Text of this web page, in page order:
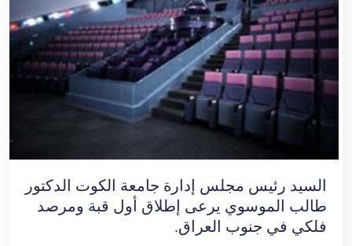
السيد رئيس مجلس إدارة جامعة الكوت الدكتور
طالب الموسوي يرعى إطلاق أول قبة ومرصد
فلكي في جنوب العراق.